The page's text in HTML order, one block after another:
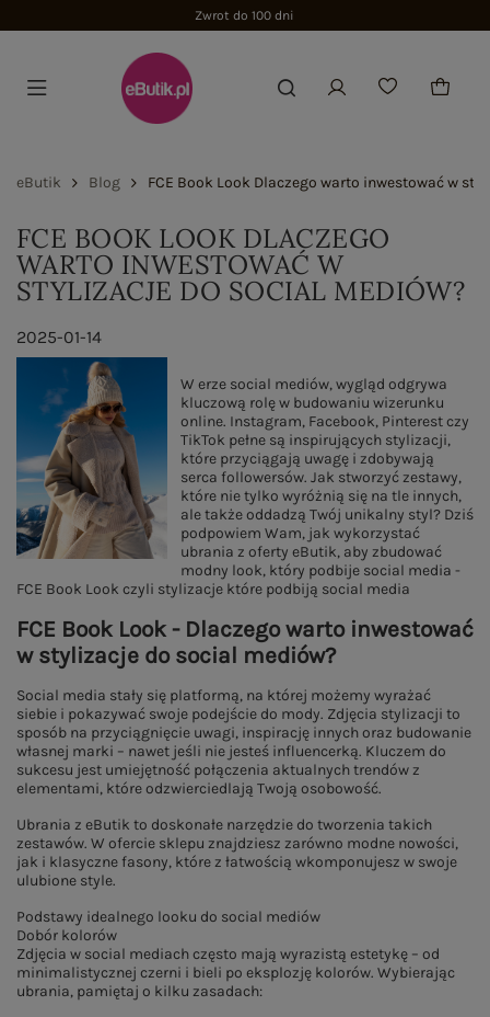
Zwrot do 100 dni
eButik Blog FCE Book Look Dlaczego warto inwestować w
FCE BOOK LOOK DLACZEGO
WARTO INWESTOWAĆ W
STYLIZACJE DO SOCIAL MEDIÓW?
2025-01-14
W erze social mediów, wygląd odgrywa
kluczową rolę w budowaniu wizerunku
online. Instagram, Facebook, Pinterest czy
TikTok pełne są inspirujących stylizacji,
które przyciągają uwagę i zdobywają
serca followersów. Jak stworzyć zestawy,
które nie tylko wyróżnią się na tle innych,
ale także oddadzą Twój unikalny styl? Dziś
podpowiem Wam, jak wykorzystać
ubrania z oferty eButik, aby zbudować
modny look, który podbije social media -
FCE Book Look czyli stylizacje które podbiją social media
FCE Book Look - Dlaczego warto inwestować
w stylizacje do social mediów?
Social media stały się platformą, na której możemy wyrażać
siebie i pokazywać swoje podejście do mody. Zdjęcia stylizacji to
sposób na przyciągnięcie uwagi, inspirację innych oraz budowanie
własnej marki – nawet jeśli nie jesteś influencerką. Kluczem do
sukcesu jest umiejętność połączenia aktualnych trendów z
elementami, które odzwierciedlają Twoją osobowość.
Ubrania z eButik to doskonałe narzędzie do tworzenia takich
zestawów. W ofercie sklepu znajdziesz zarówno modne nowości,
jak i klasyczne fasony, które z łatwością wkomponujesz w swoje
ulubione style.
Podstawy idealnego looku do social mediów
Dobór kolorów
Zdjęcia w social mediach często mają wyrazistą estetykę – od
minimalistycznej czerni i bieli po eksplozję kolorów. Wybierając
ubrania, pamiętaj o kilku zasadach: